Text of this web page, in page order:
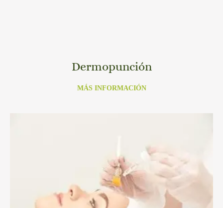
Dermopunción
MÁS INFORMACIÓN